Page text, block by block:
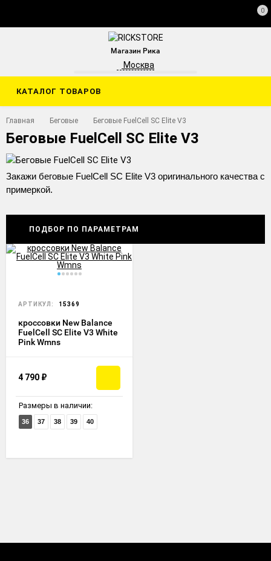
0
Магазин Рика
Москва
КАТАЛОГ ТОВАРОВ
Главная Беговые Беговые FuelCell SC Elite V3
Беговые FuelCell SC Elite V3
Закажи беговые FuelCell SC Elite V3 оригинального качества с
примеркой.
ПОДБОР ПО ПАРАМЕТРАМ
АРТИКУЛ: 15369
кроссовки New Balance
FuelCell SC Elite V3 White
Pink Wmns
4 790 ₽
Размеры в наличии:
36 37 38 39 40